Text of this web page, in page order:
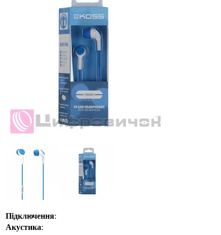
Підключення:
Акустика: